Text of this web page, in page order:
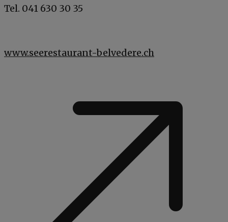
Tel. 041 630 30 35
www.seerestaurant-belvedere.ch